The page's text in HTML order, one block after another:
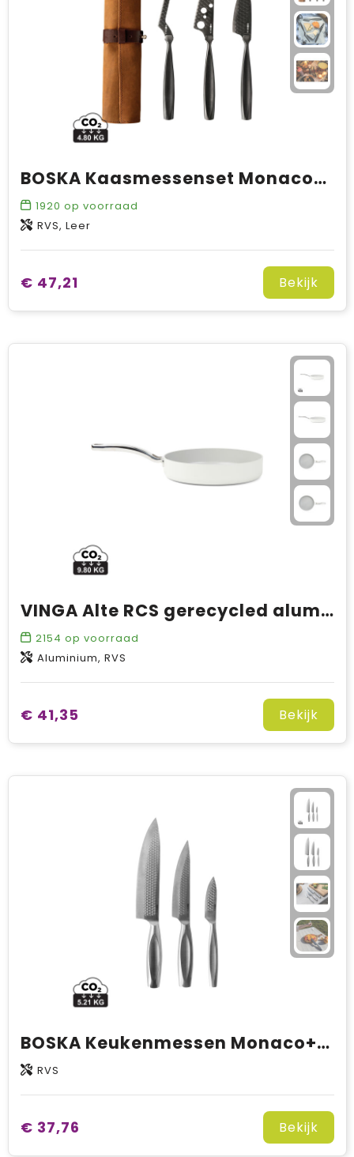
BOSKA Kaasmessenset Monaco+ Zwart
1920 op voorraad
RVS, Leer
€ 47,21 Bekijk
VINGA Alte RCS gerecycled aluminium koekenpan 27 cm
2154 op voorraad
Aluminium, RVS
€ 41,35 Bekijk
BOSKA Keukenmessen Monaco+, Set van 3
RVS
€ 37,76 Bekijk